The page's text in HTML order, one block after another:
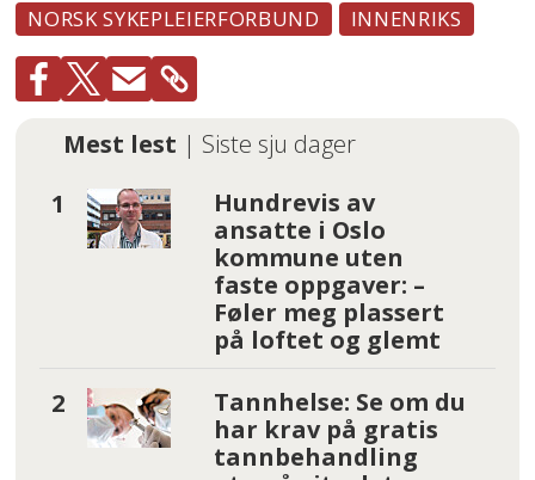
NORSK SYKEPLEIERFORBUND
INNENRIKS
Mest lest | Siste sju dager
Hundrevis av
ansatte i Oslo
kommune uten
faste oppgaver: –
Føler meg plassert
på loftet og glemt
Tannhelse: Se om du
har krav på gratis
tannbehandling